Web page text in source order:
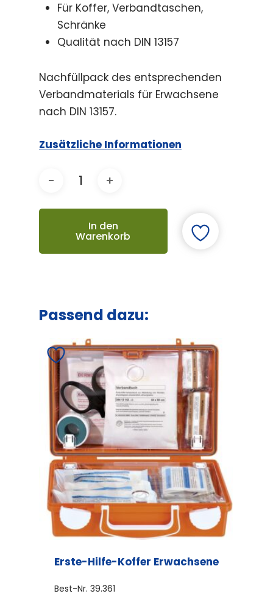
Für Koffer, Verbandtaschen,
Schränke
Qualität nach DIN 13157
Nachfüllpack des entsprechenden
Verbandmaterials für Erwachsene
nach DIN 13157.
Zusätzliche Informationen
In den
Warenkorb
Passend dazu:
Erste-Hilfe-Koffer Erwachsene
Best-Nr. 39.361